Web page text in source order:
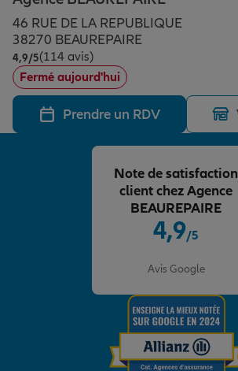
Assurance emprunteur
Prévoyance et dépendance
Assurance animal de compagnie
Protection de la famille
Protection juridique
Épargne & retraite
Plan épargne retraite
Assurance vie
Placements financiers
Investissements immobiliers
Transmission
Vos projets
Partir en vacances
Départ à la retraite
Préparer l’avenir
Conseil assurance
Assurance habitation
Le Pack Famille
Allianz en France
46 RUE DE LA REPUBLIQUE
38270 BEAUREPAIRE
4,9/5Note de 4.9 sur 5
(114 avis)
Fermé aujourd'hui
Prendre un RDV
4,9/5
Avis Google
Note de satisfaction
client chez Agence
BEAUREPAIRE